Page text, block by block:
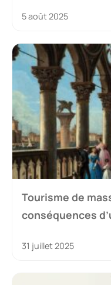
5 août 2025
Tourisme de
conséquences
31 juillet 2025